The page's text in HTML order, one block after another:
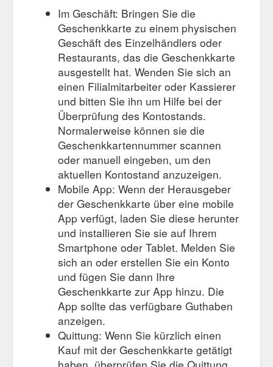
Im Geschäft: Bringen Sie die
Geschenkkarte zu einem physischen
Geschäft des Einzelhändlers oder
Restaurants, das die Geschenkkarte
ausgestellt hat. Wenden Sie sich an
einen Filialmitarbeiter oder Kassierer
und bitten Sie ihn um Hilfe bei der
Überprüfung des Kontostands.
Normalerweise können sie die
Geschenkkartennummer scannen
oder manuell eingeben, um den
aktuellen Kontostand anzuzeigen.
Mobile App: Wenn der Herausgeber
der Geschenkkarte über eine mobile
App verfügt, laden Sie diese herunter
und installieren Sie sie auf Ihrem
Smartphone oder Tablet. Melden Sie
sich an oder erstellen Sie ein Konto
und fügen Sie dann Ihre
Geschenkkarte zur App hinzu. Die
App sollte das verfügbare Guthaben
anzeigen.
Quittung: Wenn Sie kürzlich einen
Kauf mit der Geschenkkarte getätigt